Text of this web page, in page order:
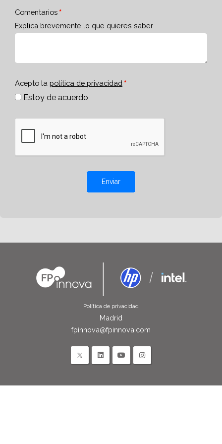
Comentarios
Explica brevemente lo que quieres saber
Acepto la política de privacidad
Estoy de acuerdo
Enviar
Política de privacidad
Madrid
fpinnova@fpinnova.com